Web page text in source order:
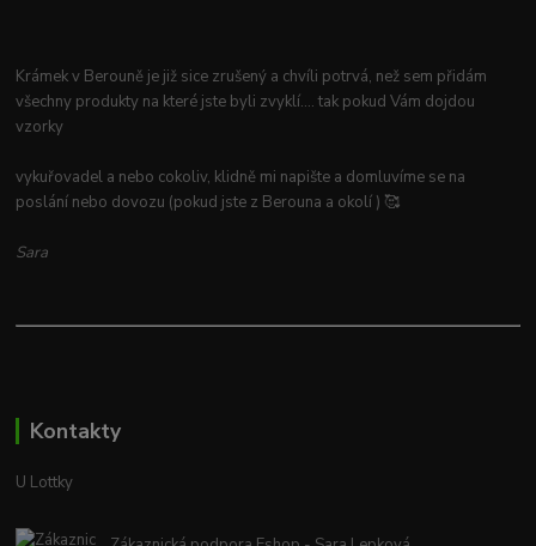
Krámek v Berouně je již sice zrušený a chvíli potrvá, než sem přidám
všechny produkty na které jste byli zvyklí.... tak pokud Vám dojdou
vzorky
vykuřovadel a nebo cokoliv, klidně mi napište a domluvíme se na
poslání nebo dovozu (pokud jste z Berouna a okolí ) 🥰
Sara
Kontakty
U Lottky